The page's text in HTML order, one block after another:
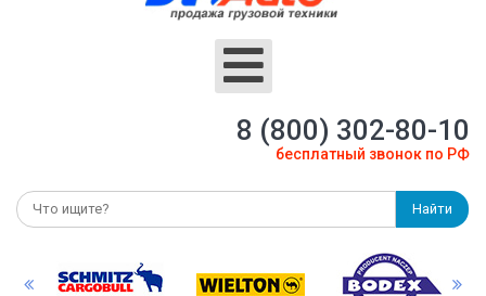
8 (800) 302-80-10
бесплатный звонок по РФ
Найти